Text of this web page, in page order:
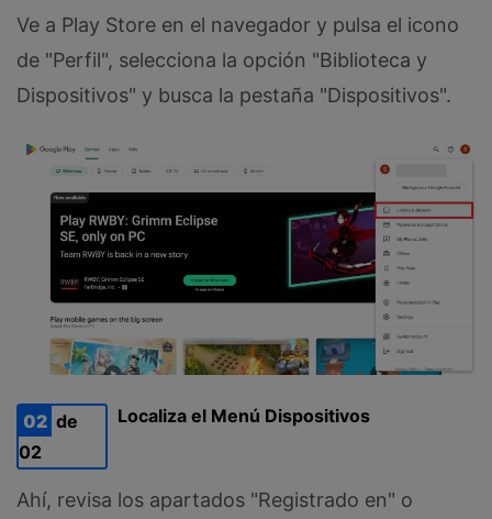
Ve a Play Store en el navegador y pulsa el icono
de "Perfil", selecciona la opción "Biblioteca y
Dispositivos" y busca la pestaña "Dispositivos".
02 de
02
Localiza el Menú Dispositivos
Ahí, revisa los apartados "Registrado en" o